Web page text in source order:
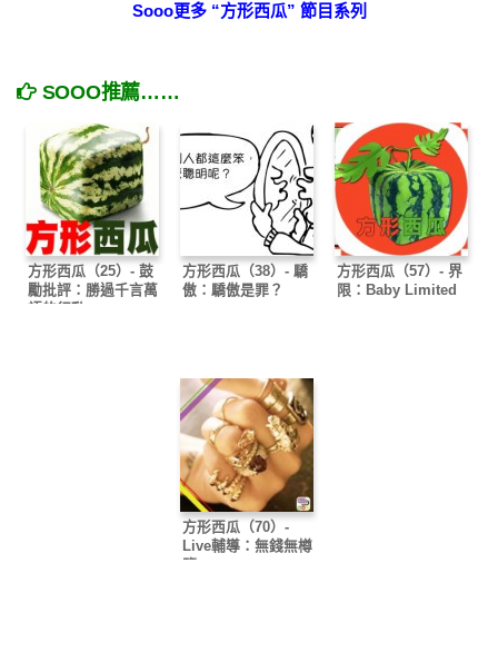
Sooo更多 “方形西瓜” 節目系列
SOOO推薦……
方形西瓜（25）- 鼓
勵批評：勝過千言萬
語的行動
方形西瓜（38）- 驕
傲：驕傲是罪？
方形西瓜（57）- 界
限：Baby Limited
方形西瓜（70）-
Live輔導：無錢無樽
鹽